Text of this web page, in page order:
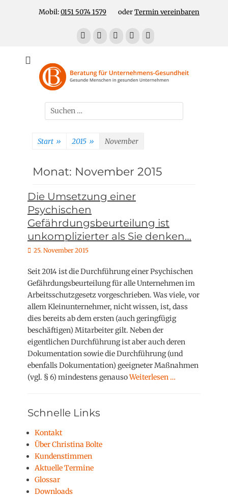
Header Top Menu
Mobil:0151 5074 1579 oderTermin vereinbaren
Facebook
Mail
LinkedInYouTube
Unternehmens-
Gesundheit!
Für gesunde Menschen in gesunden Unternehmen
Suchen
nach:
Start » 2015 » November
Monat: November 2015
Die Umsetzung einer
Psychischen
Gefährdungsbeurteilung ist
unkomplizierter als Sie denken…
P
s
t
e
o
n
25. November 2015
Seit 2014 ist die Durchführung einer Psychischen
Gefährdungsbeurteilung für alle Unternehmen im
Arbeitsschutzgesetz vorgeschrieben. Was viele, vor
allem Kleinunternehmer, nicht wissen, ist, dass
dies bereits ab dem ersten (auch geringfügig
beschäftigen) Mitarbeiter gilt. Neben der
eigentlichen Durchführung ist aber auch deren
Dokumentation sowie die Durchführung (und
ebenfalls Dokumentation) geeigneter Maßnahmen
(vgl. § 6) mindestens genausoWeiterlesen …
Schnelle Links
Kontakt
Über Christina Bolte
Kundenstimmen
Aktuelle Termine
Glossar
Downloads